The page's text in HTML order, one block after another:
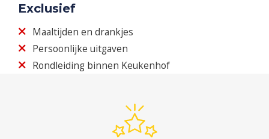
Exclusief
Maaltijden en drankjes
Persoonlijke uitgaven
Rondleiding binnen Keukenhof